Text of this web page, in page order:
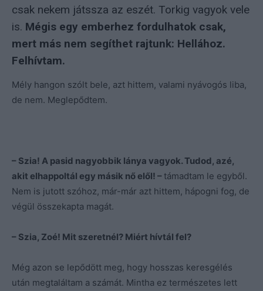
csak nekem játssza az eszét. Torkig vagyok vele
is. Mégis egy emberhez fordulhatok csak,
mert más nem segíthet rajtunk: Hellához.
Felhívtam.
Mély hangon szólt bele, azt hittem, valami nyávogós liba,
de nem. Meglepődtem.
– Szia! A pasid nagyobbik lánya vagyok. Tudod, azé,
akit elhappoltál egy másik nő elől! –támadtam le egyből.
Nem is jutott szóhoz, már-már azt hittem, hápogni fog, de
végül összekapta magát.
– Szia, Zoé! Mit szeretnél? Miért hívtál fel?
Még azon se lepődött meg, hogy hosszas keresgélés
után megtaláltam a számát. Mintha ez természetes lett